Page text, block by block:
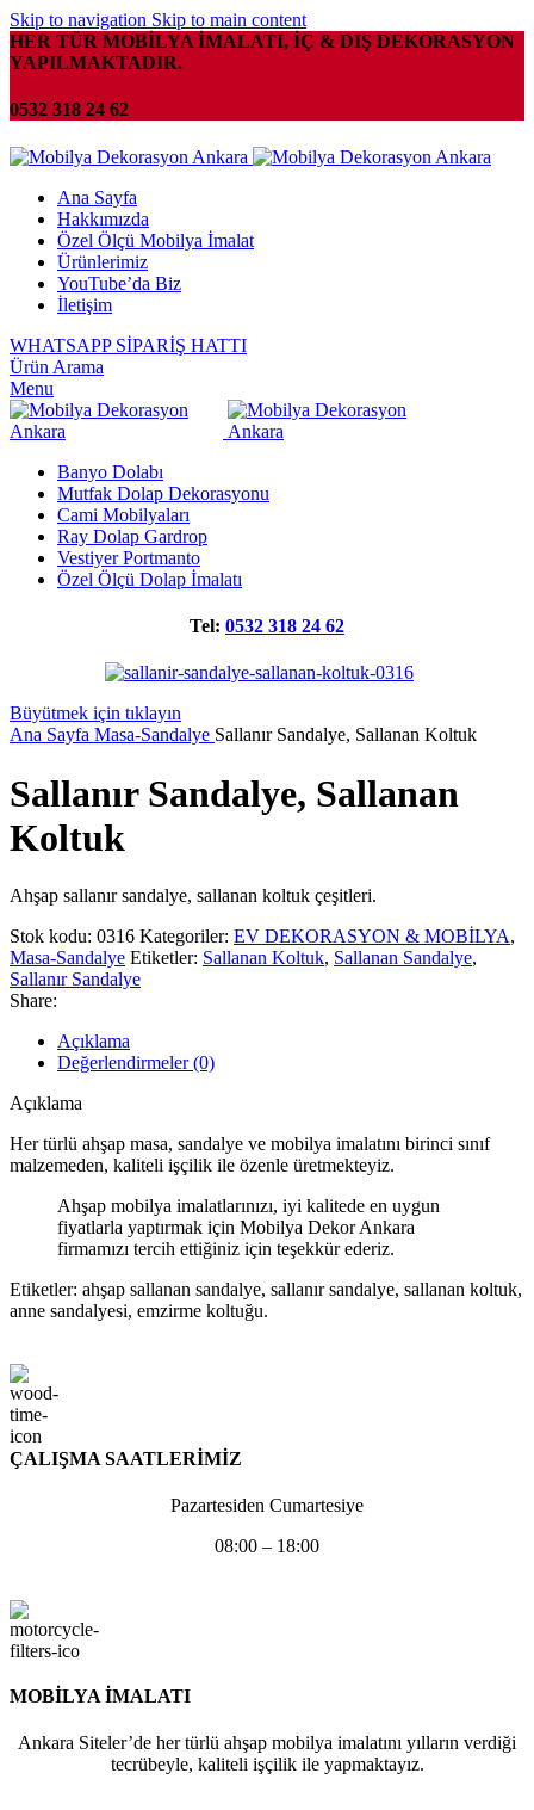
Skip to navigation Skip to main content
HER TÜR MOBİLYA İMALATI, İÇ & DIŞ DEKORASYON
YAPILMAKTADIR.
0532 318 24 62
Ana Sayfa
Hakkımızda
Özel Ölçü Mobilya İmalat
Ürünlerimiz
YouTube’da Biz
İletişim
WHATSAPP SİPARİŞ HATTI
Ürün Arama
Menu
Banyo Dolabı
Mutfak Dolap Dekorasyonu
Cami Mobilyaları
Ray Dolap Gardrop
Vestiyer Portmanto
Özel Ölçü Dolap İmalatı
Tel: 0532 318 24 62
Büyütmek için tıklayın
Ana Sayfa Masa-Sandalye Sallanır Sandalye, Sallanan Koltuk
Sallanır Sandalye, Sallanan
Koltuk
Ahşap sallanır sandalye, sallanan koltuk çeşitleri.
Stok kodu: 0316 Kategoriler: EV DEKORASYON & MOBİLYA,
Masa-Sandalye Etiketler: Sallanan Koltuk, Sallanan Sandalye,
Sallanır Sandalye
Share:
Açıklama
Değerlendirmeler (0)
Açıklama
Her türlü ahşap masa, sandalye ve mobilya imalatını birinci sınıf
malzemeden, kaliteli işçilik ile özenle üretmekteyiz.
Ahşap mobilya imalatlarınızı, iyi kalitede en uygun
fiyatlarla yaptırmak için Mobilya Dekor Ankara
firmamızı tercih ettiğiniz için teşekkür ederiz.
Etiketler: ahşap sallanan sandalye, sallanır sandalye, sallanan koltuk,
anne sandalyesi, emzirme koltuğu.
ÇALIŞMA SAATLERİMİZ
Pazartesiden Cumartesiye
08:00 – 18:00
MOBİLYA İMALATI
Ankara Siteler’de her türlü ahşap mobilya imalatını yılların verdiği
tecrübeyle, kaliteli işçilik ile yapmaktayız.